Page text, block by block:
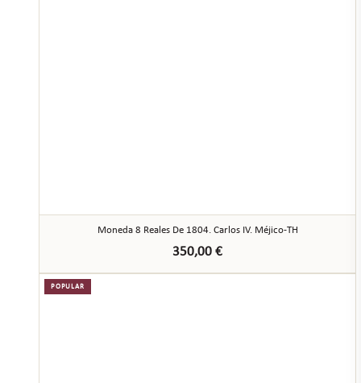
Moneda 8 Reales De 1804. Carlos IV. Méjico-TH
350,00 €
POPULAR